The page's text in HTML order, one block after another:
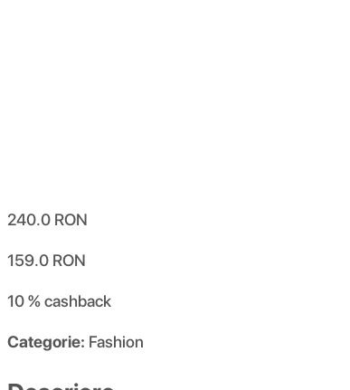
240.0 RON
159.0 RON
10 %cashback
Categorie: Fashion